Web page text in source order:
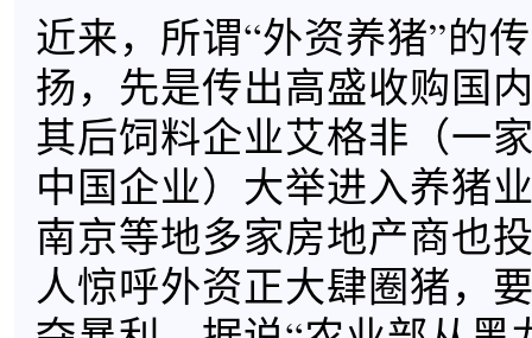
近来，所谓“外资养猪”的
扬，先是传出高盛收购国
其后饲料企业艾格非（一
中国企业）大举进入养猪
南京等地多家房地产商也
人惊呼外资正大肆圈猪，